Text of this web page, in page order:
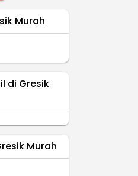
Murah
di Gresik
Murah